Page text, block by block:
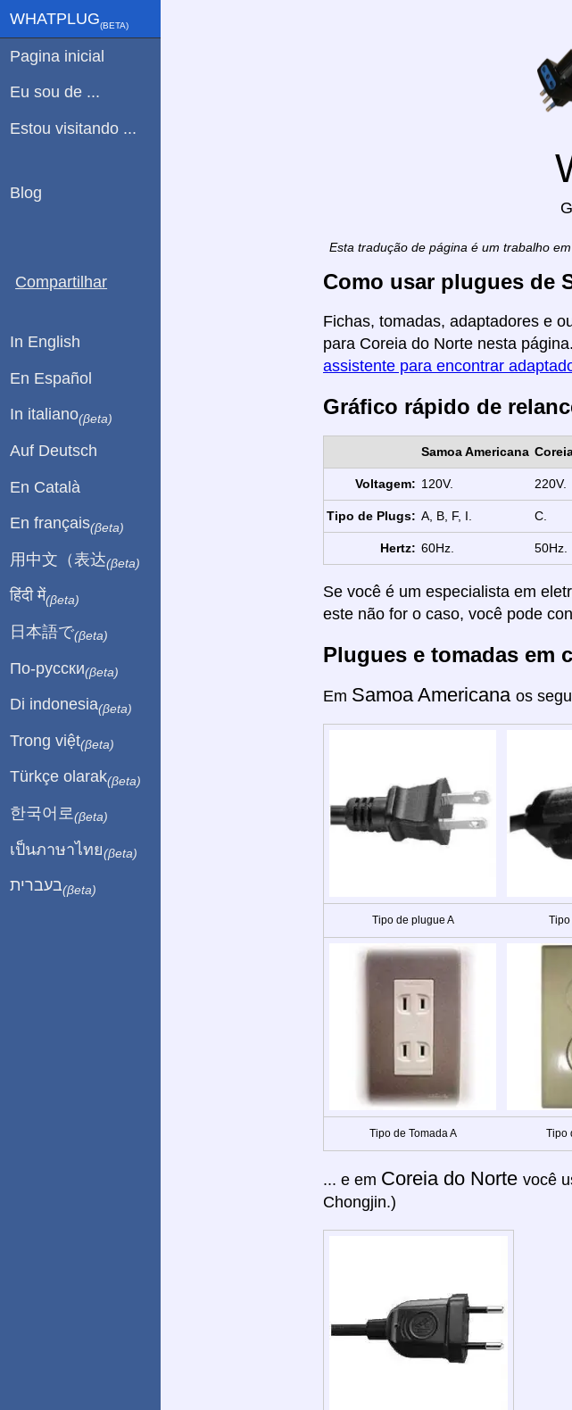
Esta tradução de página é um trabalho
Como usar plugues de
Fichas, tomadas, adaptadores e
para Coreia do Norte nesta
assistente para encontrar
Gráfico rápido de
Samoa Americana
Voltagem: 120V. 220V.
Tipo de Plugs: A, B, F, I. C.
Hertz: 60Hz. 50Hz.
Se você é um especialista em
este não for o caso, você pode
Plugues e tomadas em
Em Samoa Americana os
Tipo de plugue A
Tipo de Tomada A Tipo
... e em Coreia do Norte você
Chongjin.)
WHATPLUG(ΒETA)
Pagina inicial
Eu sou de ...
Estou visitando ...
Blog
Compartilhar
In English
En Español
In italiano(βeta)
Auf Deutsch
En Català
En français(βeta)
用中文（表达(βeta)
हिंदी में(βeta)
日本語で(βeta)
По-русски(βeta)
Di indonesia(βeta)
Trong việt(βeta)
Türkçe olarak(βeta)
한국어로 (βeta)
เป็นภาษาไทย(βeta)
בעברית(βeta)